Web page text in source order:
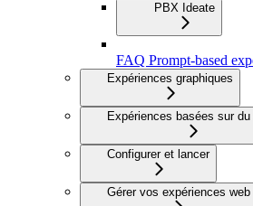
PBX Ideate
FAQ Prompt-based
Expériences graphiques
Expériences basées sur
Configurer et lancer
Gérer vos expériences web